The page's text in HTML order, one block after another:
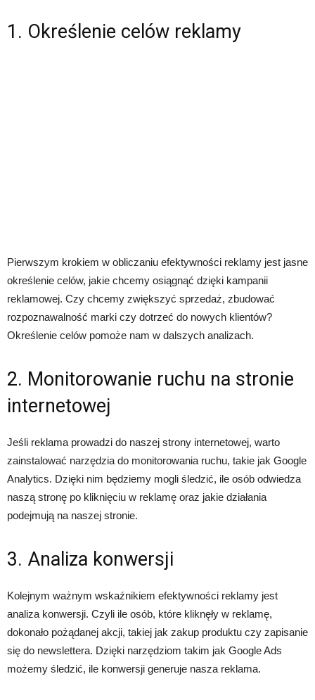
1. Określenie celów reklamy
Pierwszym krokiem w obliczaniu efektywności reklamy jest jasne
określenie celów, jakie chcemy osiągnąć dzięki kampanii
reklamowej. Czy chcemy zwiększyć sprzedaż, zbudować
rozpoznawalność marki czy dotrzeć do nowych klientów?
Określenie celów pomoże nam w dalszych analizach.
2. Monitorowanie ruchu na stronie
internetowej
Jeśli reklama prowadzi do naszej strony internetowej, warto
zainstalować narzędzia do monitorowania ruchu, takie jak Google
Analytics. Dzięki nim będziemy mogli śledzić, ile osób odwiedza
naszą stronę po kliknięciu w reklamę oraz jakie działania
podejmują na naszej stronie.
3. Analiza konwersji
Kolejnym ważnym wskaźnikiem efektywności reklamy jest
analiza konwersji. Czyli ile osób, które kliknęły w reklamę,
dokonało pożądanej akcji, takiej jak zakup produktu czy zapisanie
się do newslettera. Dzięki narzędziom takim jak Google Ads
możemy śledzić, ile konwersji generuje nasza reklama.